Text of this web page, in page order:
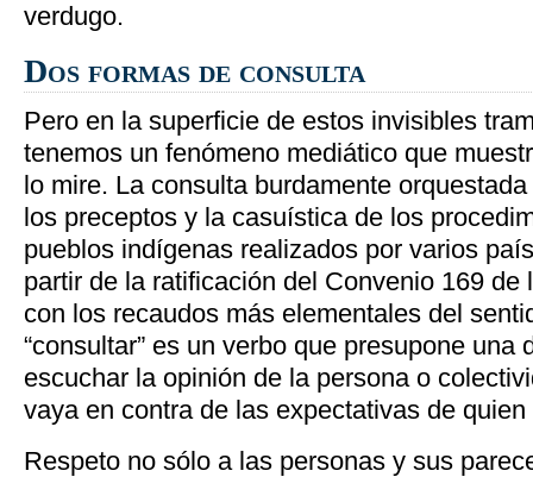
verdugo.
Dos formas de consulta
Pero en la superficie de estos invisibles
tenemos un fenómeno mediático que
lo mire. La consulta burdamente
los preceptos y la casuística de los
pueblos indígenas realizados por varios
partir de la ratificación del Convenio 169 de
con los recaudos más elementales del
“consultar” es un verbo que presupone una
escuchar la opinión de la persona o
vaya en contra de las expectativas de
Respeto no sólo a las personas y sus